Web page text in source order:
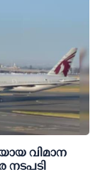
വിമാന
നടപടി